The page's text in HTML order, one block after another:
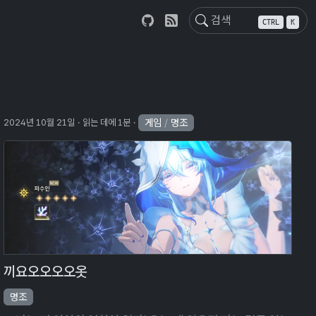
CTRL K
2024년 10월 21일 읽는 데에 1분 게임 / 명조
끼요오오오오옷
명조